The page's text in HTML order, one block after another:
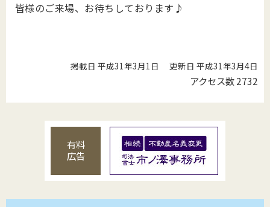
皆様のご来場、お待ちしております♪
掲載日 平成31年3月1日 更新日 平成31年3月4日
アクセス数2732
有料
広告